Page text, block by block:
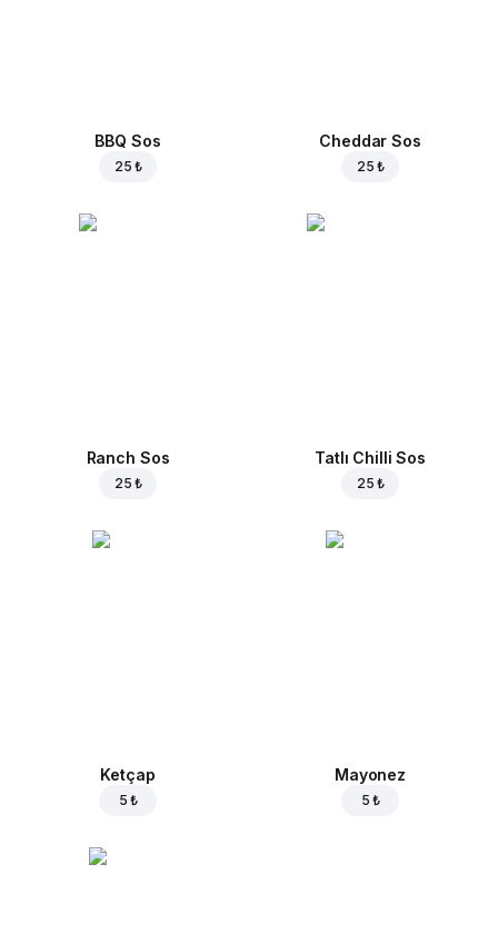
BBQ Sos
25 ₺
Cheddar Sos
25 ₺
Ranch Sos
25 ₺
Tatlı Chilli Sos
25 ₺
Ketçap
5 ₺
Mayonez
5 ₺